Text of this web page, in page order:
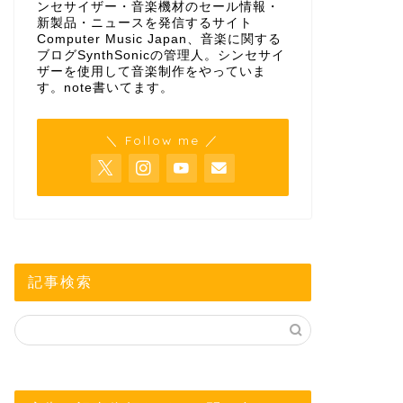
ンセサイザー・音楽機材のセール情報・
新製品・ニュースを発信するサイト
Computer Music Japan、音楽に関する
ブログSynthSonicの管理人。シンセサイ
ザーを使用して音楽制作をやっていま
す。 note書いてます。
＼ Follow me ／
記事検索